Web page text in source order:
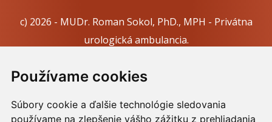
Používame cookies
Súbory cookie a ďalšie technológie sledovania
používame na zlepšenie vášho zážitku z prehliadania
c) 2026 - MUDr. Roman Sokol, PhD., MPH - Privátna
urologická ambulancia.
podmienkach prevádzkovateľa.